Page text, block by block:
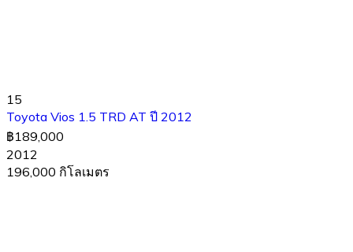
15
Toyota Vios 1.5 TRD AT ปี 2012
฿189,000
2012
196,000 กิโลเมตร